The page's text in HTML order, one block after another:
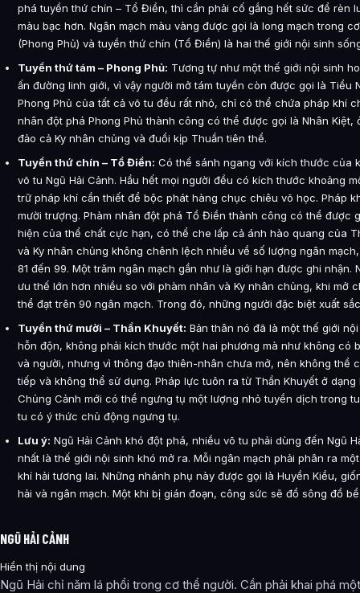
phá tuyền thứ chín – Tổ Điền, thì cần phải cố gắng hết sức để rèn
màu bạc hơn. Ngân mạch màu vàng được gọi là long mạch trong
(Phong Phủ) và tuyền thứ chín (Tổ Điền) là hai thế giới nội sinh
Tuyền thứ tám – Phong Phủ: Tương tự như một thế giới nội sinh
ấn đường linh giới, vì vậy người mở tám tuyền còn được gọi là Tiểu
Phong Phủ của tất cả võ tu đều rất nhỏ, chỉ có thể chứa pháp khí
nhân đột phá Phong Phủ thành công có thể được gọi là Nhân
đảo cả Ky nhân chủng và đuổi kịp Thuần tiên thể.
Tuyền thứ chín – Tổ Điền: Có thể sánh ngang với kích thước của
võ tu Ngũ Hải Cảnh. Hầu hết mọi người đều có kích thước khoảng
trữ pháp khí cần thiết để bộc phát hàng chục chiêu võ học. Pháp
mười trượng. Phàm nhân đột phá Tổ Điền thành công có thể được
hiện của thể chất cực hạn, có thể che lấp cả ánh hào quang của
và Ky nhân chủng không chênh lệch nhiều về số lượng ngân
81 đến 99. Một trăm ngân mạch gần như là giới hạn được ghi nhận.
ưu thế lớn hơn nhiều so với phàm nhân và Ky nhân chủng, khi mở
thể đạt trên 90 ngân mạch. Trong đó, những người đặc biệt xuất
Tuyền thứ mười – Thần Khuyết: Bản thân nó đã là một thế giới
hỗn độn, không phải kích thước một hai phương mà như không có
và người, nhưng vì thông đạo thiên-nhân chưa mở, nên không thể
tiếp và không thể sử dụng. Pháp lực tuôn ra từ Thần Khuyết ở
Chủng Cảnh mới có thể ngưng tụ một lượng nhỏ tuyền dịch trong
tu có ý thức chủ động ngưng tụ.
Lưu ý: Ngũ Hải Cảnh khó đột phá, nhiều võ tu phải dùng đến Ngũ
nhất là thế giới nội sinh khó mở ra. Mỗi ngân mạch phải phân ra
khí hải tương lai. Những nhánh phụ này được gọi là Huyền Kiều,
hải và ngân mạch. Một khi bị gián đoạn, công sức sẽ đổ sông đổ
NGŨ HẢI CẢNH
Hiển thị nội dung
Ngũ Hải chỉ năm lá phổi trong cơ thể người. Cần phải khai phá